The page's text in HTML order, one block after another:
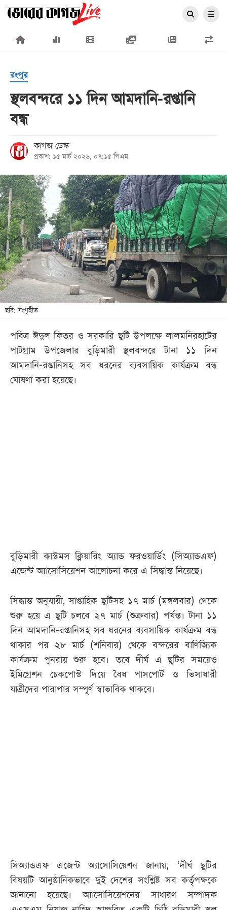
×
প্রচ্ছদ
জাতীয়
রাজনীতি
অর্থনীতি
আন্তর্জাতিক
সারাদেশ
খেলা
বিনোদন
লাইফ
স্টাইল
শিক্ষা
সব
বিভাগ
রংপুর
স্থলবন্দরে ১১ দিন আমদানি-রপ্তানি
বন্ধ
কাগজ ডেস্ক
প্রকাশ: ১৫ মার্চ ২০২৬, ০৭:১৫ পিএম
ছবি: সংগৃহীত
পবিত্র ঈদুল ফিতর ও সরকারি ছুটি উপলক্ষে লালমনিরহাটের
পাটগ্রাম উপজেলার বুড়িমারী স্থলবন্দরে টানা ১১ দিন
আমদানি-রপ্তানিসহ সব ধরনের ব্যবসায়িক কার্যক্রম বন্ধ
ঘোষণা করা হয়েছে।
বুড়িমারী কাস্টমস ক্লিয়ারিং অ্যান্ড ফরওয়ার্ডিং (সিঅ্যান্ডএফ)
এজেন্ট অ্যাসোসিয়েশন আলোচনা করে এ সিদ্ধান্ত নিয়েছে।
সিদ্ধান্ত অনুযায়ী, সাপ্তাহিক ছুটিসহ ১৭ মার্চ (মঙ্গলবার) থেকে
শুরু হয়ে এ ছুটি চলবে ২৭ মার্চ (শুক্রবার) পর্যন্ত। টানা ১১
দিন আমদানি-রপ্তানিসহ সব ধরনের ব্যবসায়িক কার্যক্রম বন্ধ
থাকার পর ২৮ মার্চ (শনিবার) থেকে বন্দরের বাণিজ্যিক
কার্যক্রম পুনরায় শুরু হবে। তবে দীর্ঘ এ ছুটির সময়েও
ইমিগ্রেশন চেকপোস্ট দিয়ে বৈধ পাসপোর্ট ও ভিসাধারী
যাত্রীদের পারাপার সম্পূর্ণ স্বাভাবিক থাকবে।
সিঅ্যান্ডএফ এজেন্ট অ্যাসোসিয়েশন জানায়, ‘দীর্ঘ ছুটির
বিষয়টি আনুষ্ঠানিকভাবে দুই দেশের সংশ্লিষ্ট সব কর্তৃপক্ষকে
জানানো হয়েছে। অ্যাসোসিয়েশনের সাধারণ সম্পাদক